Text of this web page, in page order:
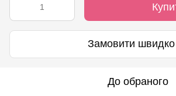
Замовити швидко
До обраного